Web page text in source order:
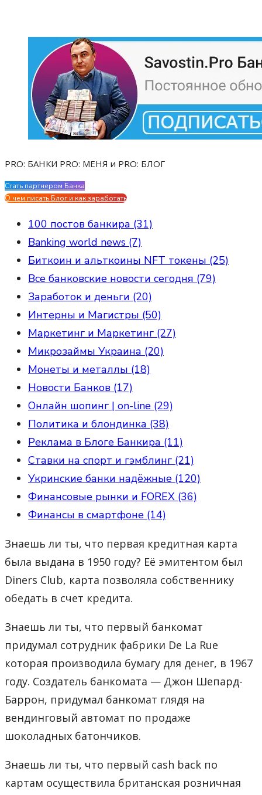
PRO: БАНКИ PRO: МЕНЯ и PRO: БЛОГ
Стать партнером Банка
О чем писать Блог и как заработать
100 постов банкира (31)
Banking world news (7)
Биткоин и альткоины NFT токены (25)
Все банковские новости сегодня (79)
Заработок и деньги (20)
Интерны и Магистры (50)
Маркетинг и Маркетинг (27)
Микрозаймы Украина (20)
Монеты и металлы (18)
Новости Банков (17)
Онлайн шопинг | on-line (29)
Политика и блондинка (38)
Реклама в Блоге Банкира (11)
Ставки на спорт и гэмблинг (21)
Укринские банки надёжные (120)
Финансовые рынки и FOREX (36)
Финансы в смартфоне (14)
Знаешь ли ты, что первая кредитная карта
была выдана в 1950 году? Её эмитентом был
Diners Club, карта позволяла собственнику
обедать в счет кредита.
Знаешь ли ты, что первый банкомат
придумал сотрудник фабрики De La Rue
которая производила бумагу для денег, в 1967
году. Создатель банкомата — Джон Шепард-
Баррон, придумал банкомат глядя на
вендинговый автомат по продаже
шоколадных батончиков.
Знаешь ли ты, что первый cash back по
картам осуществила британская розничная